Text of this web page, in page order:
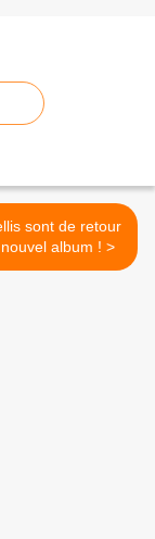
sont de retour
avec un nouvel album ! >